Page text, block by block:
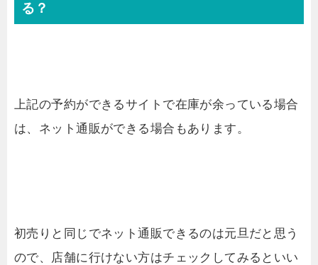
る？
上記の予約ができるサイトで在庫が余っている場合
は、ネット通販ができる場合もあります。
初売りと同じでネット通販できるのは元旦だと思う
ので、店舗に行けない方はチェックしてみるといい